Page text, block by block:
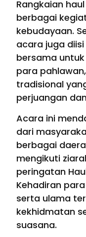
Rangkaian
berbagai
kebudayaan.
acara juga
bersama
para
tradisional
perjuangan
Acara ini
dari
berbagai
mengikuti
peringatan
Kehadiran
serta ulama
kekhidmatan
suasana.